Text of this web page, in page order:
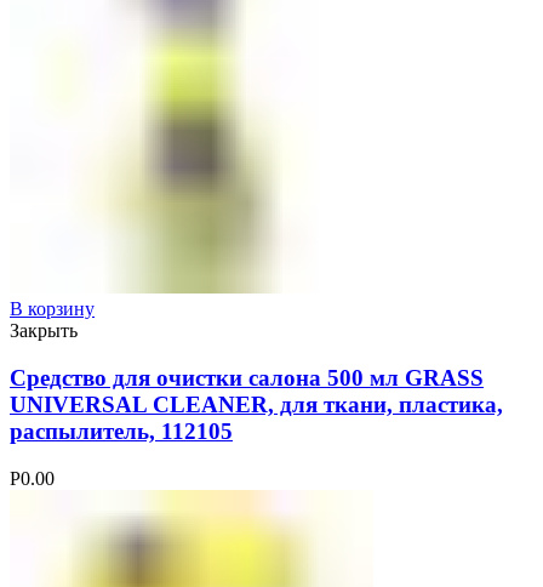
В корзину
Закрыть
Средство для очистки салона 500 мл GRASS
UNIVERSAL CLEANER, для ткани, пластика,
распылитель, 112105
Р0.00